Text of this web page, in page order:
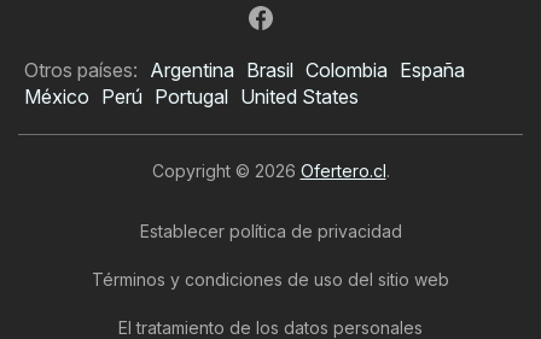
Otros países: Argentina Brasil Colombia España
México Perú Portugal United States
Copyright © 2026 Ofertero.cl.
Establecer política de privacidad
Términos y condiciones de uso del sitio web
El tratamiento de los datos personales